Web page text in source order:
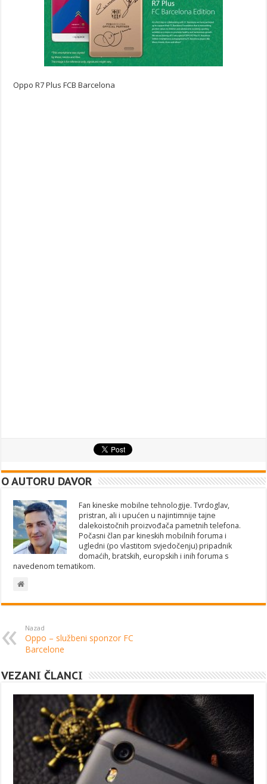
Oppo R7 Plus FCB Barcelona
O AUTORU DAVOR
Fan kineske mobilne tehnologije. Tvrdoglav,
pristran, ali i upućen u najintimnije tajne
dalekoistočnih proizvođača pametnih telefona.
Počasni član par kineskih mobilnih foruma i
ugledni (po vlastitom svjedočenju) pripadnik
domaćih, bratskih, europskih i inih foruma s
navedenom tematikom.
Nazad
Oppo – službeni sponzor FC
Barcelone
VEZANI ČLANCI